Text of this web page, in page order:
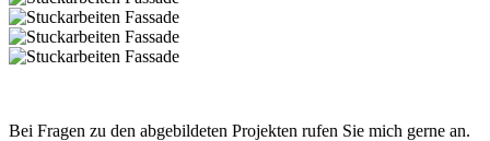
Bei Fragen zu den abgebildeten Projekten rufen Sie mich gerne an.